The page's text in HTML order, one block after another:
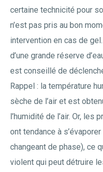
certaine technicité pour
n’est pas pris au bon
intervention en cas de
d’une grande réserve
est conseillé de
Rappel : la température
sèche de l’air et est
l’humidité de l’air. Or, les
ont tendance à
changeant de phase), ce
violent qui peut détruire